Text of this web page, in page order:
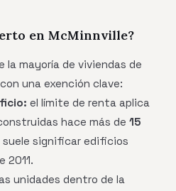
en McMinnville?
la mayoría de viviendas de
una exención clave:
el límite de renta aplica
hace más de 15
suele significar edificios
2011.
unidades dentro de la